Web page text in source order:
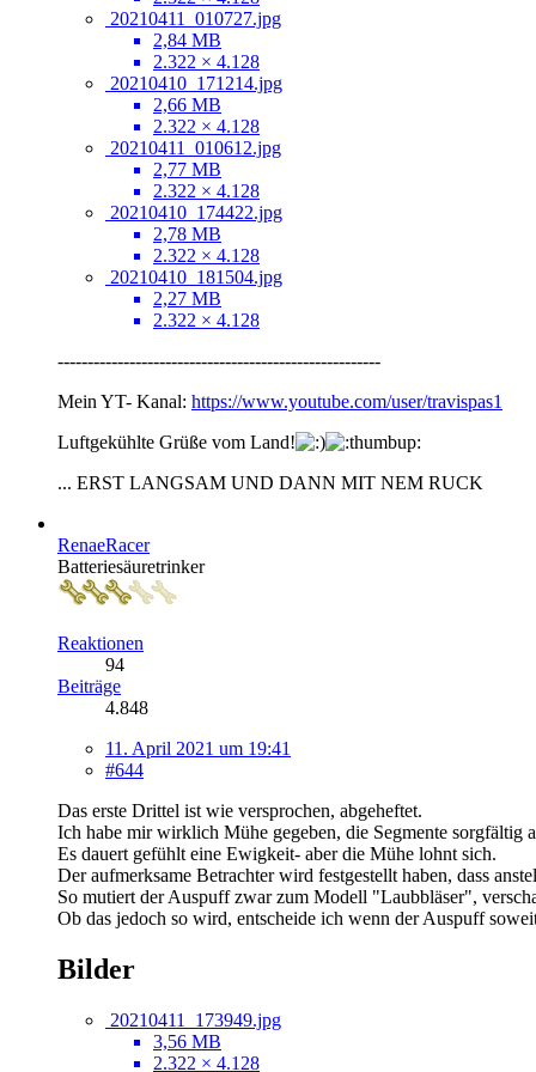
20210411_010727.jpg
2,84 MB
2.322 × 4.128
20210410_171214.jpg
2,66 MB
2.322 × 4.128
20210411_010612.jpg
2,77 MB
2.322 × 4.128
20210410_174422.jpg
2,78 MB
2.322 × 4.128
20210410_181504.jpg
2,27 MB
2.322 × 4.128
------------------------------------------------------
Mein YT- Kanal: https://www.youtube.com/user/travispas1
Luftgekühlte Grüße vom Land!
... ERST LANGSAM UND DANN MIT NEM RUCK
RenaeRacer
Batteriesäuretrinker
Reaktionen
94
Beiträge
4.848
11. April 2021 um 19:41
#644
Das erste Drittel ist wie versprochen, abgeheftet.
Ich habe mir wirklich Mühe gegeben, die Segmente sorgfältig
Es dauert gefühlt eine Ewigkeit- aber die Mühe lohnt sich.
Der aufmerksame Betrachter wird festgestellt haben, dass
So mutiert der Auspuff zwar zum Modell "Laubbläser",
Ob das jedoch so wird, entscheide ich wenn der Auspuff
Bilder
20210411_173949.jpg
3,56 MB
2.322 × 4.128